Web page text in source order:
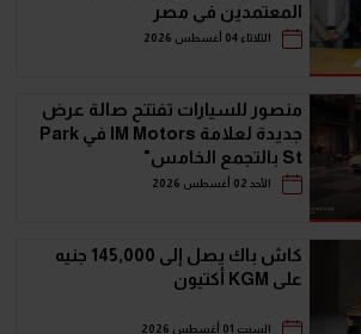
المعتمدين في مصر
الثلاثاء 04 أغسطس 2026
منصور للسيارات تفتتح صالة عرض
جديدة لعلامة IM Motors في Park
St بالتجمع الخامس"
الأحد 02 أغسطس 2026
كاش باك يصل إلى 145,000 جنيه
على KGM أكتيون
السبت 01 أغسطس 2026